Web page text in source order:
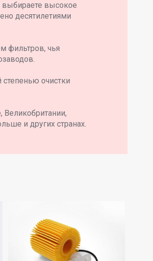
высокое
десятилетиями
фильтров, чья
очистки
и других странах.